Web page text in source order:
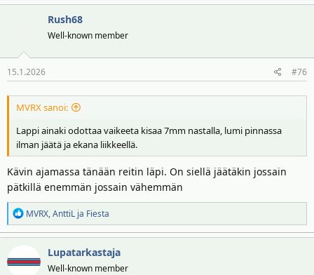
Rush68
Well-known member
15.1.2026 #76
MVRX sanoi:
Lappi ainaki odottaa vaikeeta kisaa 7mm nastalla, lumi pinnassa
ilman jäätä ja ekana liikkeellä.
Kävin ajamassa tänään reitin läpi. On siellä jäätäkin jossain
pätkillä enemmän jossain vähemmän
R
e
a
t
MVRX,AnttiL ja Fiesta
Lupatarkastaja
Well-known member